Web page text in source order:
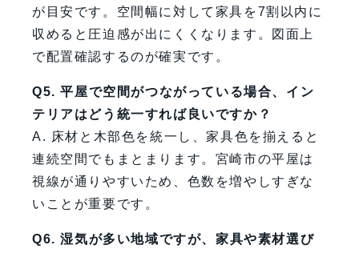
が目安です。空間幅に対して家具を7割以内に
収めると圧迫感が出にくくなります。図面上
で配置確認するのが確実です。
Q5. 平屋で空間がつながっている場合、イン
テリアはどう統一すれば良いですか？
A. 床材と木部色を統一し、家具色を揃えると
連続空間でもまとまります。宮崎市の平屋は
視線が通りやすいため、色数を増やしすぎな
いことが重要です。
Q6. 湿気が多い地域ですが、家具や素材選び